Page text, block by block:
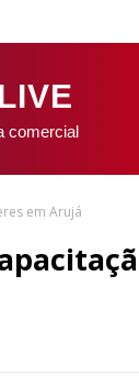
comercial
em Arujá